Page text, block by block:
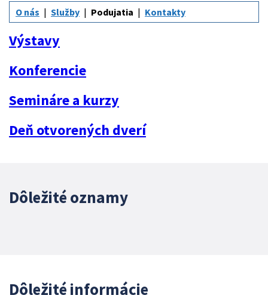
O nás Služby Podujatia Kontakty
Výstavy
Konferencie
Semináre a kurzy
Deň otvorených dverí
Dôležité oznamy
Dôležité informácie